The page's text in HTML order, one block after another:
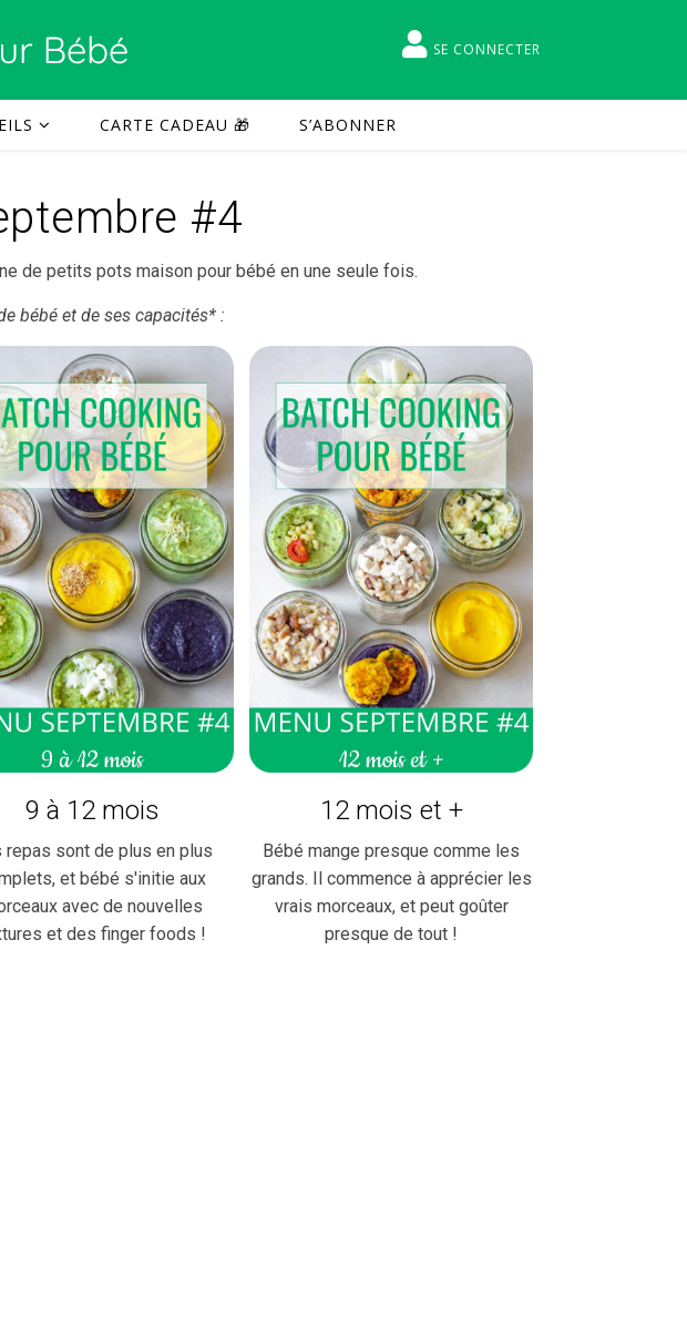
SE CONNECTER
CARTE CADEAU 🎁 S’ABONNER
#4
de petits pots maison pour bébé en une seule fois.
bébé et de ses capacités* :
9 à 12 mois
repas sont de plus en plus
et bébé s'initie aux
avec de nouvelles
et des finger foods !
12 mois et +
Bébé mange presque comme les
grands. Il commence à apprécier les
vrais morceaux, et peut goûter
presque de tout !